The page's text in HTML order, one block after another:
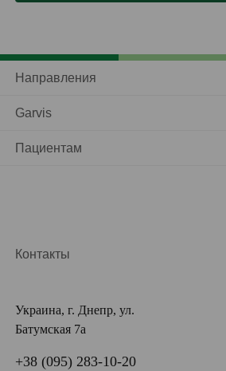
Направления
Garvis
Пациентам
Контакты
Украина, г. Днепр, ул.
Батумская 7а
+38 (095) 283-10-20